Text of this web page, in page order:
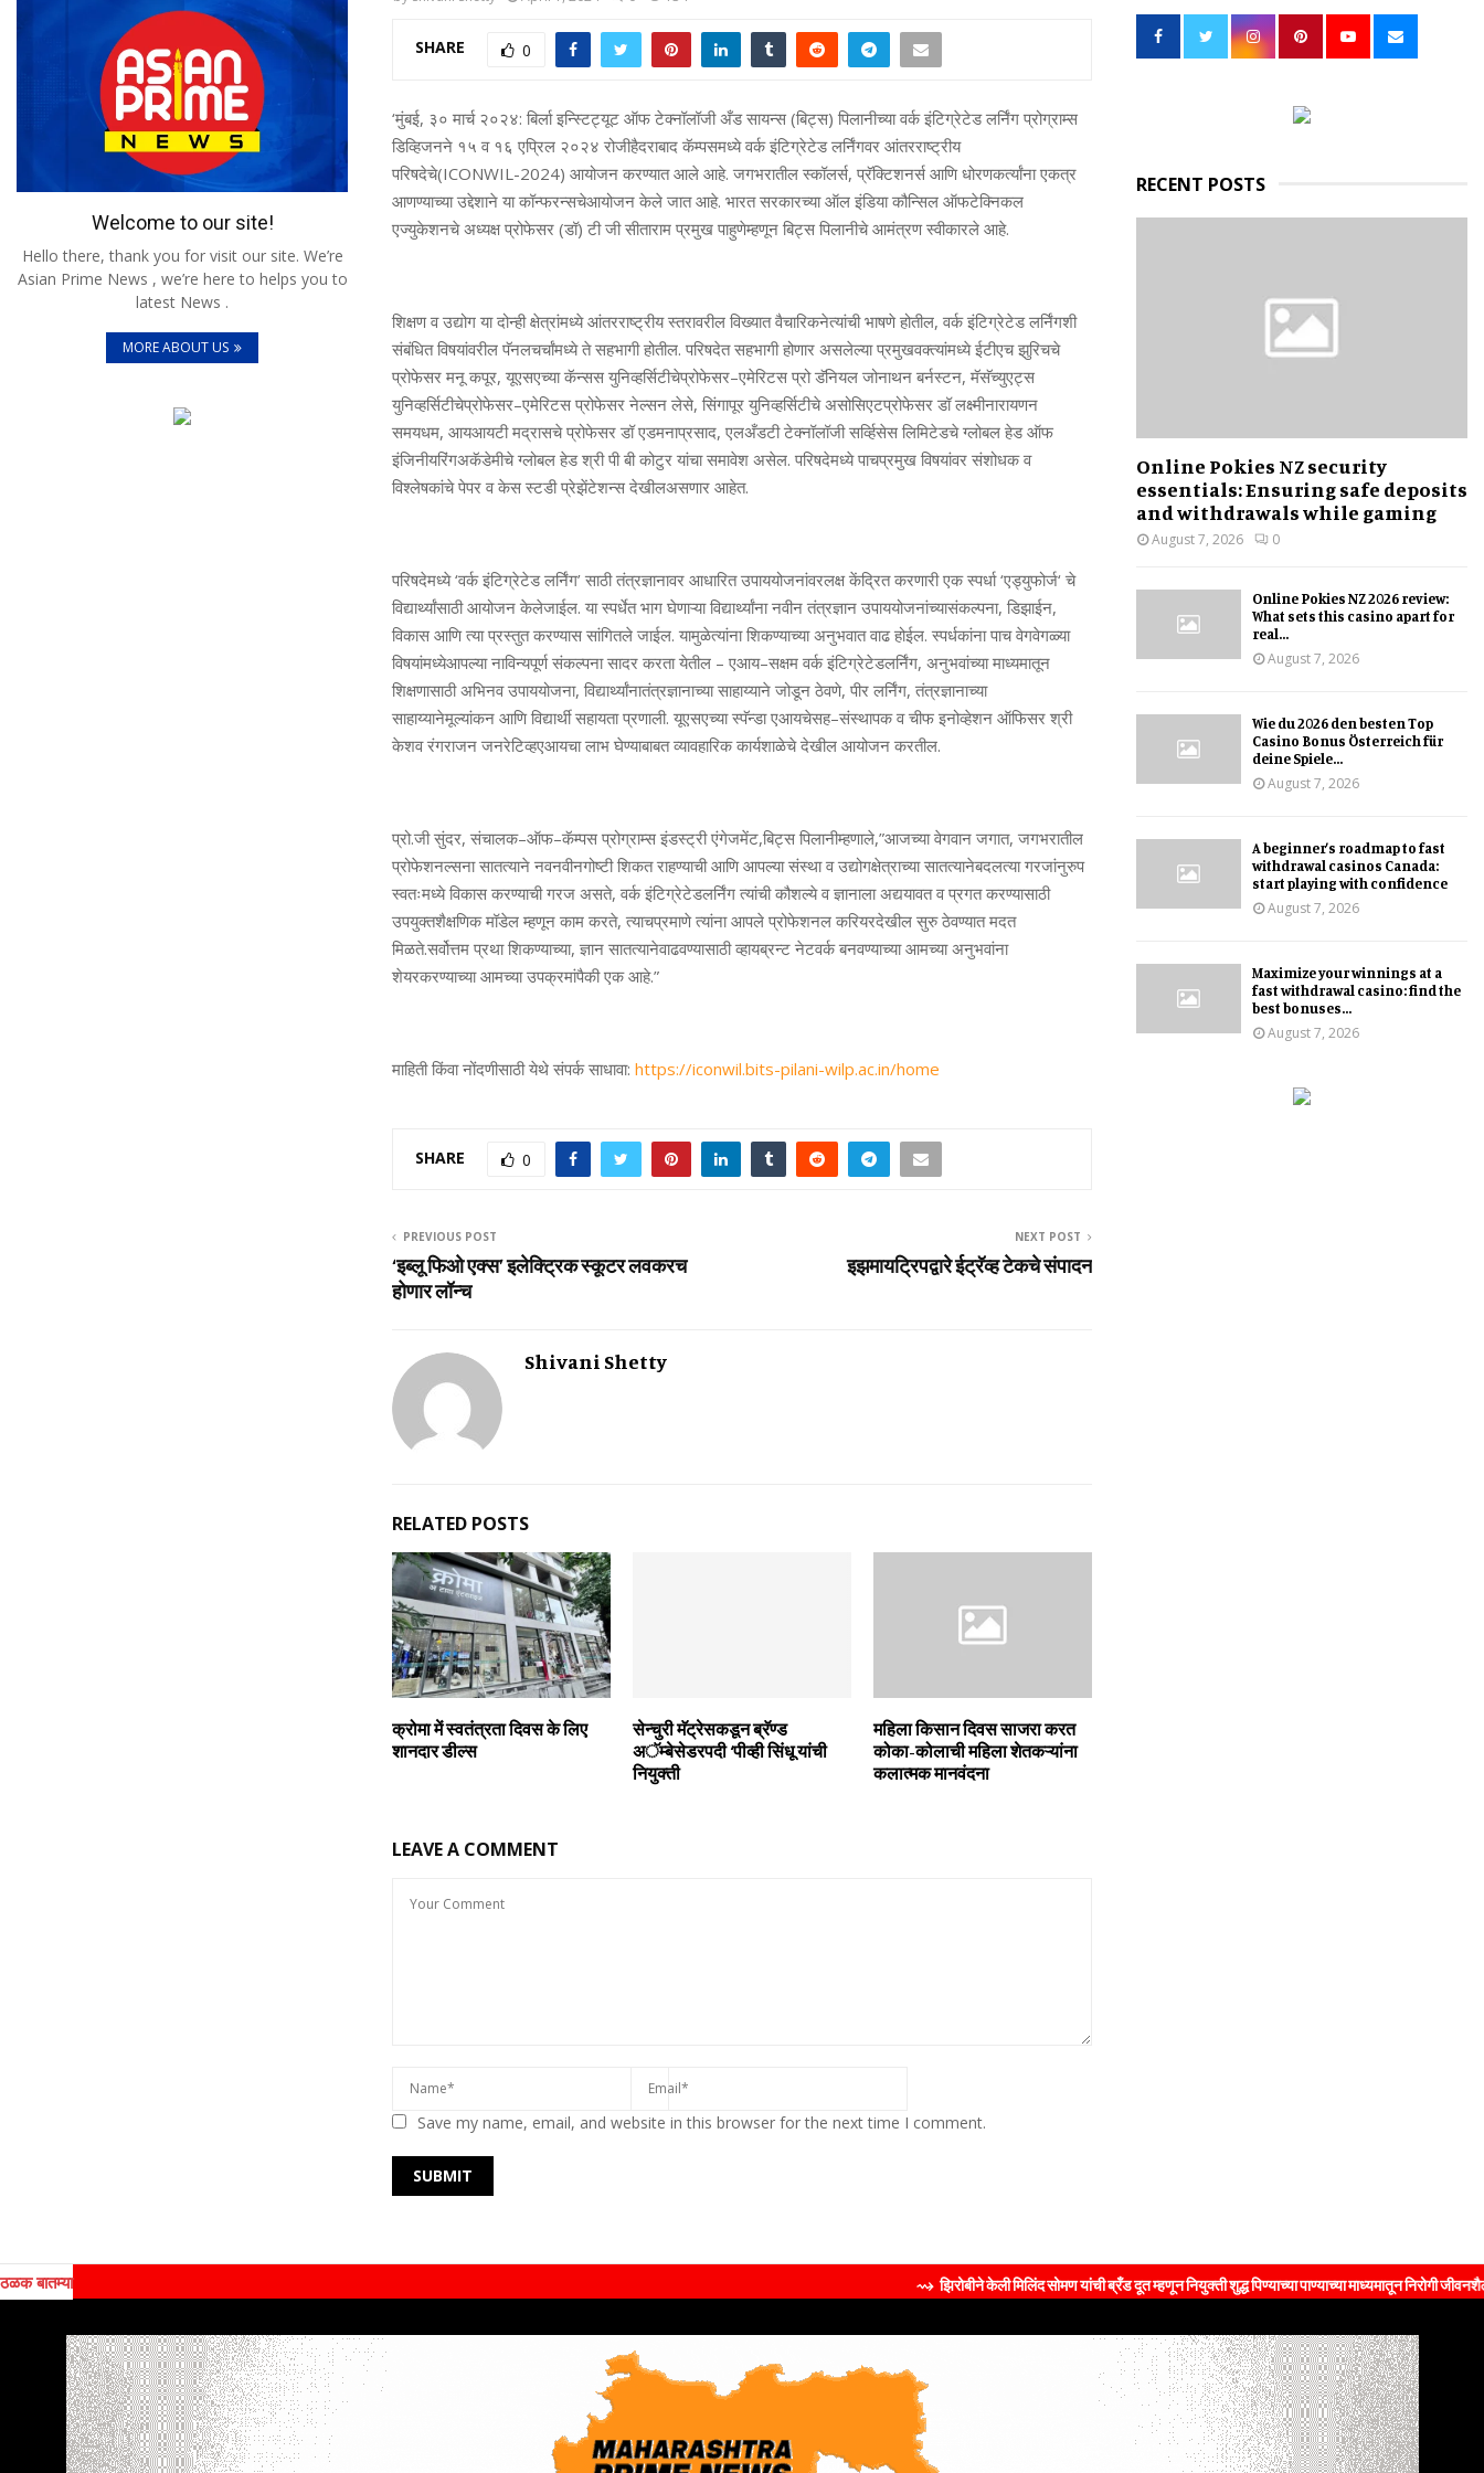
SHARE 0
‘मुंबई, ३० मार्च २०२४: बिर्ला इन्स्टिट्यूट ऑफ टेक्नॉलॉजी अँड सायन्स (बिट्स) पिलानीच्या वर्क इंटिग्रेटेड लर्निंग प्रोग्राम्स
डिव्हिजनने १५ व १६ एप्रिल २०२४ रोजीहैदराबाद कॅम्पसमध्ये वर्क इंटिग्रेटेड लर्निंगवर आंतरराष्ट्रीय
परिषदेचे(ICONWIL-2024) आयोजन करण्यात आले आहे. जगभरातील स्कॉलर्स, प्रॅक्टिशनर्स आणि धोरणकर्त्यांना एकत्र
आणण्याच्या उद्देशाने या कॉन्फरन्सचेआयोजन केले जात आहे. भारत सरकारच्या ऑल इंडिया कौन्सिल ऑफटेक्निकल
एज्युकेशनचे अध्यक्ष प्रोफेसर (डॉ) टी जी सीताराम प्रमुख पाहुणेम्हणून बिट्स पिलानीचे आमंत्रण स्वीकारले आहे.
शिक्षण व उद्योग या दोन्ही क्षेत्रांमध्ये आंतरराष्ट्रीय स्तरावरील विख्यात वैचारिकनेत्यांची भाषणे होतील, वर्क इंटिग्रेटेड लर्निंगशी
संबंधित विषयांवरील पॅनलचर्चांमध्ये ते सहभागी होतील. परिषदेत सहभागी होणार असलेल्या प्रमुखवक्त्यांमध्ये ईटीएच झुरिचचे
प्रोफेसर मनू कपूर, यूएसएच्या कॅन्सस युनिव्हर्सिटीचेप्रोफेसर–एमेरिटस प्रो डॅनियल जोनाथन बर्नस्टन, मॅसॅच्युएट्स
युनिव्हर्सिटीचेप्रोफेसर–एमेरिटस प्रोफेसर नेल्सन लेसे, सिंगापूर युनिव्हर्सिटीचे असोसिएटप्रोफेसर डॉ लक्ष्मीनारायणन
समयधम, आयआयटी मद्रासचे प्रोफेसर डॉ एडमनाप्रसाद, एलअँडटी टेक्नॉलॉजी सर्व्हिसेस लिमिटेडचे ग्लोबल हेड ऑफ
इंजिनीयरिंगअकॅडेमीचे ग्लोबल हेड श्री पी बी कोटुर यांचा समावेश असेल. परिषदेमध्ये पाचप्रमुख विषयांवर संशोधक व
विश्लेषकांचे पेपर व केस स्टडी प्रेझेंटेशन्स देखीलअसणार आहेत.
परिषदेमध्ये‘वर्क इंटिग्रेटेड लर्निंग’ साठी तंत्रज्ञानावर आधारित उपाययोजनांवरलक्ष केंद्रित करणारी एक स्पर्धा‘एड्युफोर्ज‘ चे
विद्यार्थ्यांसाठी आयोजन केलेजाईल. या स्पर्धेत भाग घेणाऱ्या विद्यार्थ्यांना नवीन तंत्रज्ञान उपाययोजनांच्यासंकल्पना, डिझाईन,
विकास आणि त्या प्रस्तुत करण्यास सांगितले जाईल. यामुळेत्यांना शिकण्याच्या अनुभवात वाढ होईल. स्पर्धकांना पाच वेगवेगळ्या
विषयांमध्येआपल्या नाविन्यपूर्ण संकल्पना सादर करता येतील – एआय–सक्षम वर्क इंटिग्रेटेडलर्निंग, अनुभवांच्या माध्यमातून
शिक्षणासाठी अभिनव उपाययोजना, विद्यार्थ्यांनातंत्रज्ञानाच्या साहाय्याने जोडून ठेवणे, पीर लर्निंग, तंत्रज्ञानाच्या
साहाय्यानेमूल्यांकन आणि विद्यार्थी सहायता प्रणाली. यूएसएच्या स्पॅन्डा एआयचेसह–संस्थापक व चीफ इनोव्हेशन ऑफिसर श्री
केशव रंगराजन जनरेटिव्हएआयचा लाभ घेण्याबाबत व्यावहारिक कार्यशाळेचे देखील आयोजन करतील.
प्रो.जी सुंदर, संचालक–ऑफ–कॅम्पस प्रोग्राम्स इंडस्ट्री एंगेजमेंट,बिट्स पिलानीम्हणाले,”आजच्या वेगवान जगात, जगभरातील
प्रोफेशनल्सना सातत्याने नवनवीनगोष्टी शिकत राहण्याची आणि आपल्या संस्था व उद्योगक्षेत्राच्या सातत्यानेबदलत्या गरजांनुरुप
स्वतःमध्ये विकास करण्याची गरज असते, वर्क इंटिग्रेटेडलर्निंग त्यांची कौशल्ये व ज्ञानाला अद्ययावत व प्रगत करण्यासाठी
उपयुक्तशैक्षणिक मॉडेल म्हणून काम करते, त्याचप्रमाणे त्यांना आपले प्रोफेशनल करियरदेखील सुरु ठेवण्यात मदत
मिळते.सर्वोत्तम प्रथा शिकण्याच्या, ज्ञान सातत्यानेवाढवण्यासाठी व्हायब्रन्ट नेटवर्क बनवण्याच्या आमच्या अनुभवांना
शेयरकरण्याच्या आमच्या उपक्रमांपैकी एक आहे.”
माहिती किंवा नोंदणीसाठी येथे संपर्क साधावा: https://iconwil.bits-pilani-wilp.ac.in/home
SHARE 0
PREVIOUS POST
‘इब्‍लू फिओ एक्‍स’ इलेक्ट्रिक स्‍कूटर लवकरच
होणार लॉन्च
NEXT POST
इझमायट्रिपद्वारे ईट्रॅव्‍ह टेकचे संपादन
Shivani Shetty
RELATED POSTS
क्रोमा में स्वतंत्रता दिवस के लिए
शानदार डील्स
सेन्‍चुरी मॅट्रेसकडून ब्रॅण्‍ड
अॅम्‍बेसेडरपदी ‘पीव्‍ही सिंधू यांची
नियुक्‍ती
महिला किसान दिवस साजरा करत
कोका-कोलाची महिला शेतकऱ्यांना
कलात्‍मक मानवंदना
LEAVE A COMMENT
Save my name, email, and website in this browser for the next time I comment.
Welcome to our site!
Hello there, thank you for visit our site. We’re
Asian Prime News , we’re here to helps you to
latest News .
MORE ABOUT US
o
RECENT POSTS
Online Pokies NZ security
essentials: Ensuring safe deposits
and withdrawals while gaming
August 7, 2026 0
Online Pokies NZ 2026 review:
What sets this casino apart for
real...
August 7, 2026
Wie du 2026 den besten Top
Casino Bonus Österreich für
deine Spiele...
August 7, 2026
A beginner’s roadmap to fast
withdrawal casinos Canada:
start playing with confidence
August 7, 2026
Maximize your winnings at a
fast withdrawal casino: find the
best bonuses...
August 7, 2026
ठळक बातम्या ⇝ झिरोबीने केली मिलिंद सोमण यांची ब्रँड दूत म्हणून नियुक्ती शुद्ध पिण्याच्या पाण्याच्या माध्यमातून निरोगी जीवनशैलीचा संदेश